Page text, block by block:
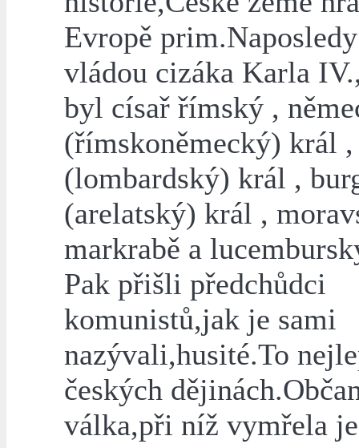
Evropě
vládou cizáka Karla
byl císař římský ,
(římskoněmecký) král
(lombardský) král ,
(arelatský) král ,
markrabě a
Pak přišli předchůdci
komunistů,jak je sami
nazývali,husité.To
českých
válka,při níž vymřela